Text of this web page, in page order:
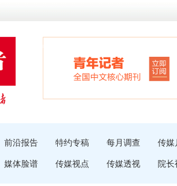
前沿报告 特约专稿 每月调查 传媒
媒体脸谱 传媒视点 传媒透视 院长